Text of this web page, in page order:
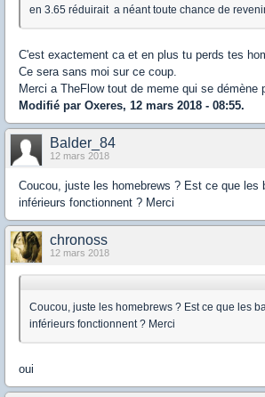
en 3.65 réduirait a néant toute chance de
C'est exactement ca et en plus tu perds tes
Ce sera sans moi sur ce coup.
Merci a TheFlow tout de meme qui se démène
Modifié par Oxeres, 12 mars 2018 - 08:55.
Balder_84
12 mars 2018
Coucou, juste les homebrews ? Est ce que les
inférieurs fonctionnent ? Merci
chronoss
12 mars 2018
Coucou, juste les homebrews ? Est ce que les
inférieurs fonctionnent ? Merci
oui